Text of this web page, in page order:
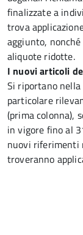
finalizzate a
trova
aggiunto,
aliquote ridotte.
I nuovi articoli
Si riportano
particolare
(prima colonna),
in vigore fino al
nuovi riferimenti
troveranno